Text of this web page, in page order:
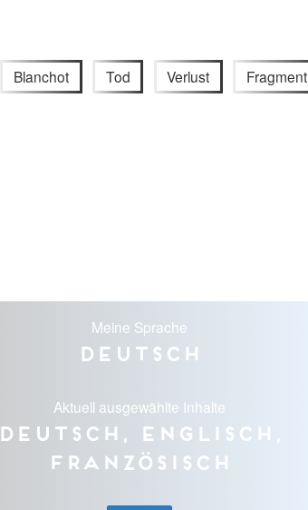
Blanchot Tod Verlust Fragment
Meine Sprache
Deutsch
Aktuell ausgewählte Inhalte
Deutsch, Englisch,
Französisch